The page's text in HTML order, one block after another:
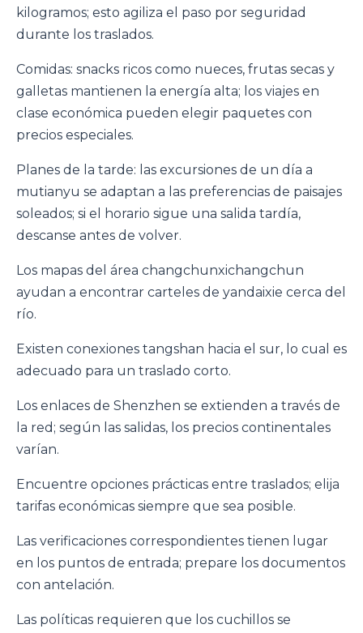
kilogramos; esto agiliza el paso por seguridad
durante los traslados.
Comidas: snacks ricos como nueces, frutas secas y
galletas mantienen la energía alta; los viajes en
clase económica pueden elegir paquetes con
precios especiales.
Planes de la tarde: las excursiones de un día a
mutianyu se adaptan a las preferencias de paisajes
soleados; si el horario sigue una salida tardía,
descanse antes de volver.
Los mapas del área changchunxichangchun
ayudan a encontrar carteles de yandaixie cerca del
río.
Existen conexiones tangshan hacia el sur, lo cual es
adecuado para un traslado corto.
Los enlaces de Shenzhen se extienden a través de
la red; según las salidas, los precios continentales
varían.
Encuentre opciones prácticas entre traslados; elija
tarifas económicas siempre que sea posible.
Las verificaciones correspondientes tienen lugar
en los puntos de entrada; prepare los documentos
con antelación.
Las políticas requieren que los cuchillos se